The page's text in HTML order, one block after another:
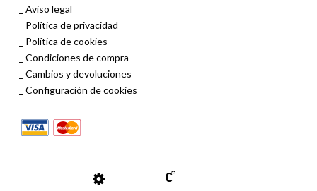
Aviso legal
Política de privacidad
Política de cookies
Condiciones de compra
Cambios y devoluciones
Configuración de cookies